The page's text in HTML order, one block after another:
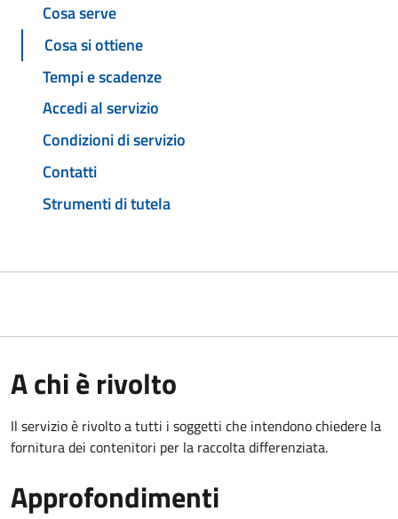
Cosa serve
Cosa si ottiene
Tempi e scadenze
Accedi al servizio
Condizioni di servizio
Contatti
Strumenti di tutela
A chi è rivolto
Il servizio è rivolto a tutti i soggetti che intendono chiedere la
fornitura dei contenitori per la raccolta differenziata.
Approfondimenti